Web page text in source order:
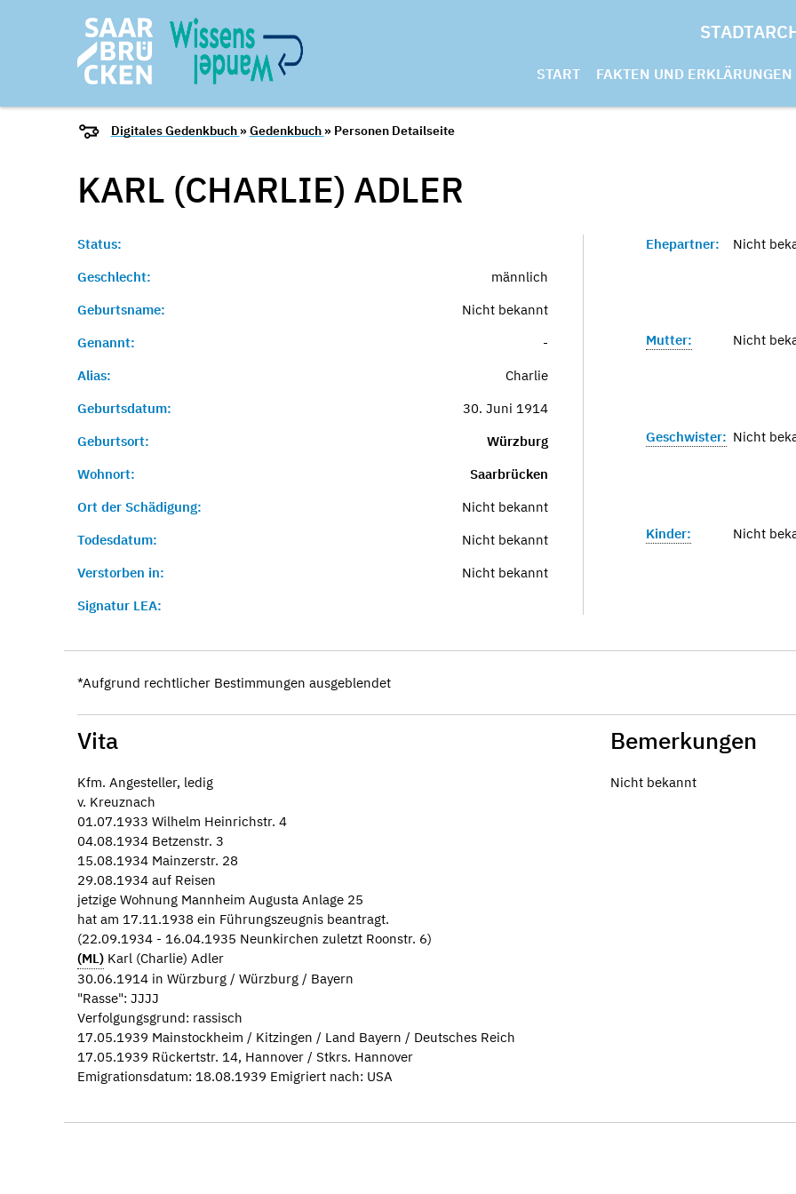
START FAKTEN UND ERKLÄRUNGEN
Digitales Gedenkbuch »Gedenkbuch » Personen Detailseite
KARL (CHARLIE) ADLER
Status:
Geschlecht:
männlich
Geburtsname:
Nicht bekannt
Genannt:
-
Alias:
Charlie
Geburtsdatum:
30. Juni 1914
Geburtsort:
Würzburg
Wohnort:
Saarbrücken
Ort der Schädigung:
Nicht bekannt
Todesdatum:
Nicht bekannt
Verstorben in:
Nicht bekannt
Signatur LEA:
Ehepartner: Nicht
Mutter: Nicht
Geschwister: Nicht
Kinder: Nicht
*Aufgrund rechtlicher Bestimmungen ausgeblendet
Vita
Kfm. Angesteller, ledig
v. Kreuznach
01.07.1933 Wilhelm Heinrichstr. 4
04.08.1934 Betzenstr. 3
15.08.1934 Mainzerstr. 28
29.08.1934 auf Reisen
jetzige Wohnung Mannheim Augusta Anlage 25
hat am 17.11.1938 ein Führungszeugnis beantragt.
(22.09.1934 - 16.04.1935 Neunkirchen zuletzt Roonstr. 6)
(ML) Karl (Charlie) Adler
30.06.1914 in Würzburg / Würzburg / Bayern
"Rasse": JJJJ
Verfolgungsgrund: rassisch
17.05.1939 Mainstockheim / Kitzingen / Land Bayern / Deutsches Reich
17.05.1939 Rückertstr. 14, Hannover / Stkrs. Hannover
Emigrationsdatum: 18.08.1939 Emigriert nach: USA
Bemerkungen
Nicht bekannt